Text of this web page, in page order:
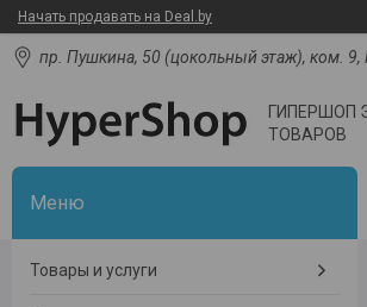
Начать продавать на Deal.by
пр. Пушкина, 50 (цокольный этаж), ком. 9,
ГИПЕРШОП
ТОВАРОВ
Товары и услуги